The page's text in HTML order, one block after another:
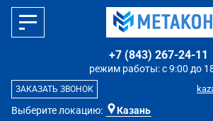
Выберите локацию: Казань
режим работы: с 9:00 до
+7 (843) 267-24-11
ЗАКАЗАТЬ ЗВОНОК